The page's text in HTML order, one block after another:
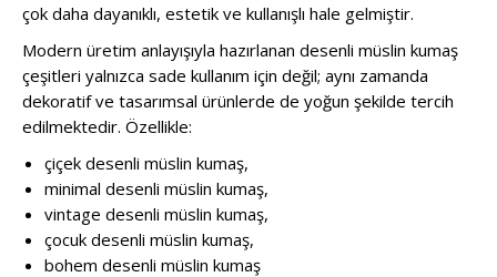
çok daha dayanıklı, estetik ve kullanışlı hale gelmiştir.
Modern üretim anlayışıyla hazırlanan desenli müslin kumaş
çeşitleri yalnızca sade kullanım için değil; aynı zamanda
dekoratif ve tasarımsal ürünlerde de yoğun şekilde tercih
edilmektedir. Özellikle:
çiçek desenli müslin kumaş,
minimal desenli müslin kumaş,
vintage desenli müslin kumaş,
çocuk desenli müslin kumaş,
bohem desenli müslin kumaş